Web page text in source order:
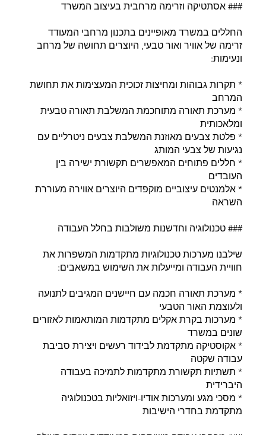
### אסתטיקה וזרימה מרחבית בעיצוב המשרד
החללים במשרד מאופיינים בתכנון מרחבי המעודד
זרימה של אוויר ואור טבעי, היוצרים תחושה של מרחב
ונעימות:
* תקרות גבוהות ומחיצות זכוכית המעצימות את תחושת
המרחב
* מערכת תאורה מתוחכמת המשלבת תאורה טבעית
ומלאכותית
* פלטת צבעים מאוזנת המשלבת צבעים ניטרליים עם
נגיעות של צבעי המותג
* חללים פתוחים המאפשרים תקשורת ישירה בין
העובדים
* אלמנטים עיצוביים מוקפדים היוצרים אווירה מעוררת
השראה
### טכנולוגיה וחדשנות משולבות בחלל העבודה
שילבנו מערכות טכנולוגיות מתקדמות המשפרות את
חוויית העבודה ומייעלות את השימוש במשאבים:
* מערכת תאורה חכמה עם חיישנים המגיבים לתנועה
ולעוצמת האור הטבעי
* מערכות בקרת אקלים מתקדמות המותאמות לאזורים
שונים במשרד
* אקוסטיקה מתקדמת לבידוד רעשים ויצירת סביבת
עבודה שקטה
* תשתיות תקשורת מתקדמות לתמיכה בעבודה
היברידית
* מסכי מגע ומערכות אודיו-ויזואליות בטכנולוגיה
מתקדמת בחדרי הישיבות